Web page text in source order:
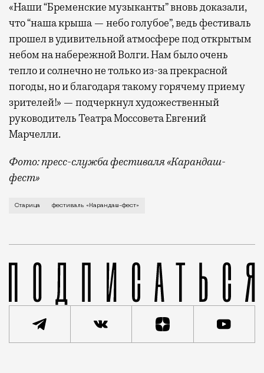
«Наши “Бременские музыканты” вновь доказали,
что “наша крыша — небо голубое”, ведь фестиваль
прошел в удивительной атмосфере под открытым
небом на набережной Волги. Нам было очень
тепло и солнечно не только из-за прекрасной
погоды, но и благодаря такому горячему приему
зрителей!» — подчеркнул художественный
руководитель Театра Моссовета Евгений
Марчелли.
Фото: пресс-служба фестиваля «Карандаш-
фест»
В минувший уикенд маленькая Старица в
Старица фестиваль «Карандаш-фест»